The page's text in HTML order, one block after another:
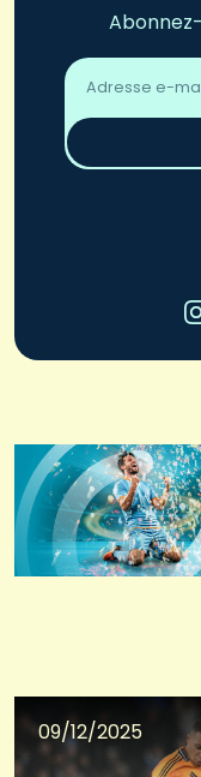
Adresse
email
09/12/2025